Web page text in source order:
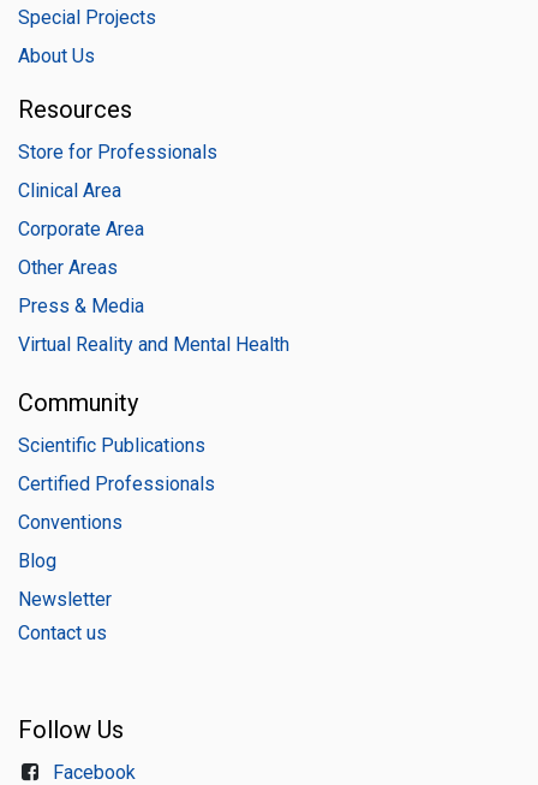
Special Projects
About Us
Resources
Store for Professionals
Clinical Area
Corporate Area
Other Areas
Press & Media
Virtual Reality and Mental Health
Community
Scientific Publications
Certified Professionals
Conventions
Blog
Newsletter
Contact us
Follow Us
Facebook